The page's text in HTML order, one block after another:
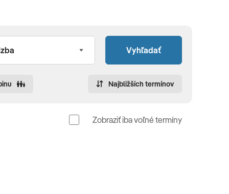
Vyhľadať
Najbližších termínov
Zobraziť iba voľné termíny